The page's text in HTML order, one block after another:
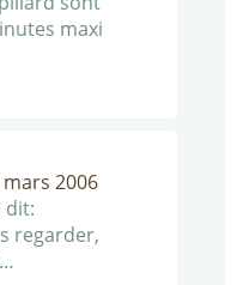
maxi
mars 2006
dit:
regarder,